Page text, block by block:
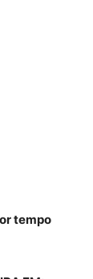
tempo